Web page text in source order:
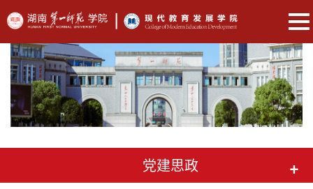
党建思政 +